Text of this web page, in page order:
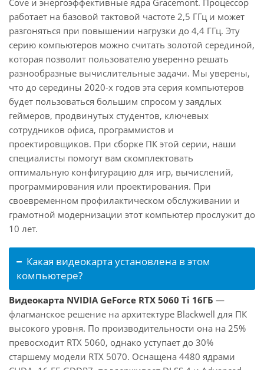
Cove и энергоэффективные ядра Gracemont. Процессор
работает на базовой тактовой частоте 2,5 ГГц и может
разгоняться при повышении нагрузки до 4,4 ГГц. Эту
серию компьютеров можно считать золотой серединой,
которая позволит пользователю уверенно решать
разнообразные вычислительные задачи. Мы уверены,
что до середины 2020-х годов эта серия компьютеров
будет пользоваться большим спросом у заядлых
геймеров, продвинутых студентов, ключевых
сотрудников офиса, программистов и
проектировщиков. При сборке ПК этой серии, наши
специалисты помогут вам скомплектовать
оптимальную конфигурацию для игр, вычислений,
программирования или проектирования. При
своевременном профилактическом обслуживании и
грамотной модернизации этот компьютер прослужит до
10 лет.
Какая видеокарта установлена в этом
компьютере?
Видеокарта NVIDIA GeForce RTX 5060 Ti 16ГБ —
флагманское решение на архитектуре Blackwell для ПК
высокого уровня. По производительности она на 25%
превосходит RTX 5060, однако уступает до 30%
старшему модели RTX 5070. Оснащена 4480 ядрами